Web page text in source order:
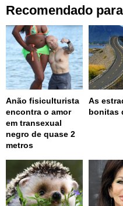
Recomendado
Anão fisiculturista
encontra o amor
em transexual
negro de quase 2
metros
As
bonitas